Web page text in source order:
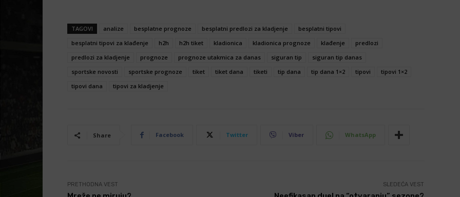
TAGOVI analize besplatne prognoze besplatni predlozi za kladjenje
besplatni tipovi
besplatni tipovi za klađenje
h2h h2h tiket kladionica kladionica prognoze klađenje
predlozi
predlozi za kladjenje
prognoze prognoze utakmica za danas siguran tip
siguran tip danas
sportske novosti
sportske prognoze tiket tiket dana tiketi tip dana tip dana 1×2 tipovi
tipovi 1×2
tipovi dana
tipovi za kladjenje
Share Facebook Twitter Viber WhatsApp
PRETHODNA VEST SLEDEĆA VEST